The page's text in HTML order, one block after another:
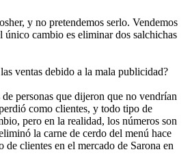
y no pretendemos serlo. Vendemos
único cambio es eliminar dos salchichas
ventas debido a la mala publicidad?
personas que dijeron que no vendrían
como clientes, y todo tipo de
pero en la realidad, los números son
la carne de cerdo del menú hace
de clientes en el mercado de Sarona en